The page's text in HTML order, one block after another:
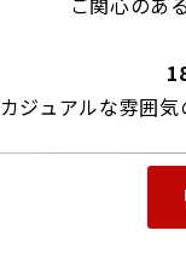
カジュアルな雰囲